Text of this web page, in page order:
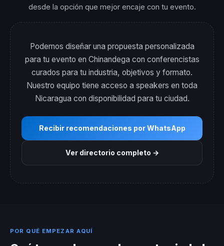
desde la opción que mejor encaje con tu evento.
Podemos diseñar una propuesta personalizada
para tu evento en Chinandega con conferencistas
curados para tu industria, objetivos y formato.
Nuestro equipo tiene acceso a speakers en toda
Nicaragua con disponibilidad para tu ciudad.
Recibir recomendaciones por WhatsApp
Ver directorio completo →
POR QUÉ EMPEZAR AQUÍ